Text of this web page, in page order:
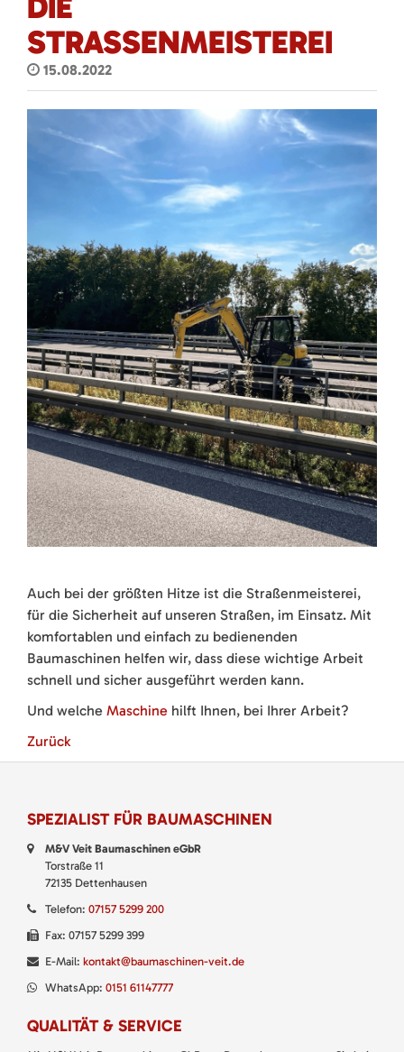
STRASSENMEISTEREI
15.08.2022
Auch bei der größten Hitze ist die Straßenmeisterei,
für die Sicherheit auf unseren Straßen, im Einsatz. Mit
komfortablen und einfach zu bedienenden
Baumaschinen helfen wir, dass diese wichtige Arbeit
schnell und sicher ausgeführt werden kann.
Und welche Maschine hilft Ihnen, bei Ihrer Arbeit?
Zurück
SPEZIALIST FÜR BAUMASCHINEN
M&V Veit Baumaschinen eGbR
Torstraße 11
72135 Dettenhausen
Telefon: 07157 5299 200
Fax: 07157 5299 399
E-Mail: kontakt@baumaschinen-veit.de
WhatsApp: 0151 61147777
QUALITÄT & SERVICE